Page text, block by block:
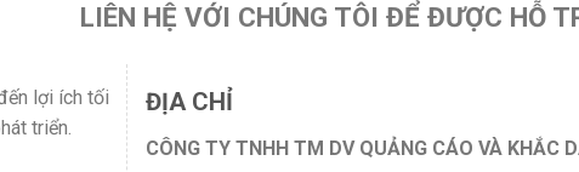
LIÊN HỆ VỚI CHÚNG TÔI ĐỂ ĐƯỢC HỖ
lợi ích tối
triển.
ĐỊA CHỈ
CÔNG TY TNHH TM DV QUẢNG CÁO VÀ KHẮC